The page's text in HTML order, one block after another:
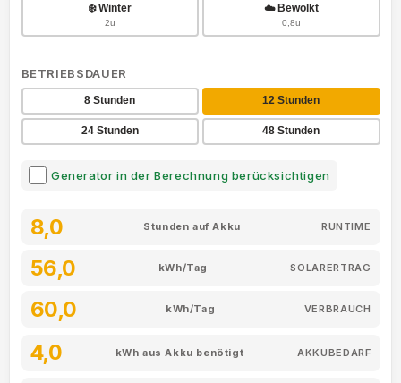
❄️ Winter
2u
☁️ Bewölkt
0,8u
BETRIEBSDAUER
8 Stunden 12 Stunden
24 Stunden 48 Stunden
Generator in der Berechnung berücksichtigen
8,0 Stunden auf Akku RUNTIME
56,0 kWh/Tag SOLARERTRAG
60,0 kWh/Tag VERBRAUCH
4,0 kWh aus Akku benötigt AKKUBEDARF